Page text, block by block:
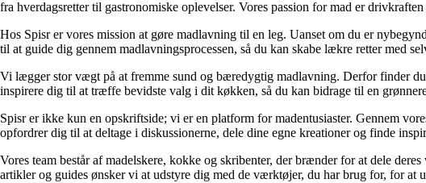
fra hverdagsretter til gastronomiske oplevelser. Vores passion for mad er
Hos Spisr er vores mission at gøre madlavning til en leg. Uanset om du er
til at guide dig gennem madlavningsprocessen, så du kan skabe lækre retter med
Vi lægger stor vægt på at fremme sund og bæredygtig madlavning. Derfor finder
inspirere dig til at træffe bevidste valg i dit køkken, så du kan bidrage til en
Spisr er ikke kun en opskriftside; vi er en platform for madentusiaster. Gennem
opfordrer dig til at deltage i diskussionerne, dele dine egne kreationer og finde
Vores team består af madelskere, kokke og skribenter, der brænder for at dele
artikler og guides ønsker vi at udstyre dig med de værktøjer, du har brug for, for at